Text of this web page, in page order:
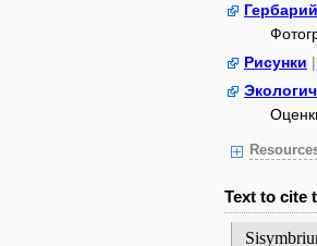
Рисунки
Text to cite